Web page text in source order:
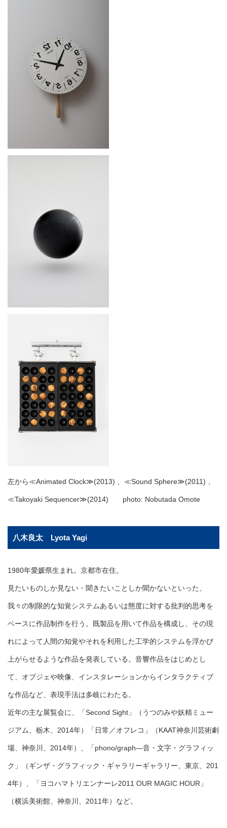
左から≪Animated Clock≫(2013) 、≪Sound Sphere≫(2011) 、
≪Takoyaki Sequencer≫(2014) photo: Nobutada Omote
八木良太 Lyota Yagi
1980年愛媛県生まれ。京都市在住。
見たいものしか見ない・聞きたいことしか聞かないといった、
我々の制限的な知覚システムあるいは態度に対する批判的思考を
ベースに作品制作を行う。既製品を用いて作品を構成し、その現
れによって人間の知覚やそれを利用した工学的システムを浮かび
上がらせるような作品を発表している。音響作品をはじめとし
て、オブジェや映像、インスタレーションからインタラクティブ
な作品など、表現手法は多岐にわたる。
近年の主な展覧会に、「Second Sight」（うつのみや妖精ミュー
ジアム、栃木、2014年）「日常／オフレコ」（KAAT神奈川芸術劇
場、神奈川、2014年）、「phono/graph―音・文字・グラフィッ
ク」（ギンザ・グラフィック・ギャラリーギャラリー、東京、201
4年）、「ヨコハマトリエンナーレ2011 OUR MAGIC HOUR」
（横浜美術館、神奈川、2011年）など。